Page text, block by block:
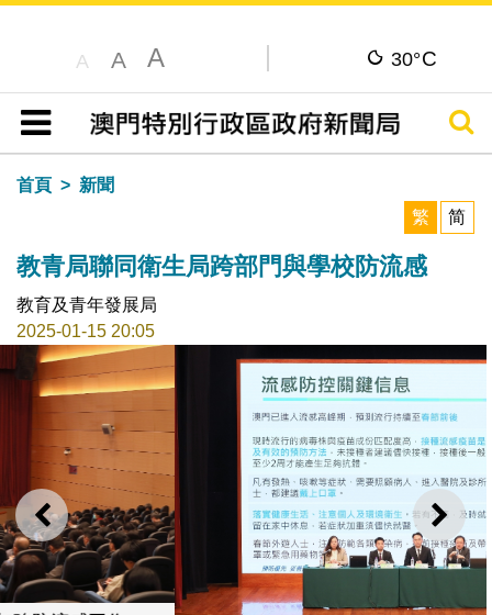
A A A 30°C
目錄
搜尋
首頁
新聞
繁
简
教青局聯同衛生局跨部門與學校防流感
教育及青年發展局
2025-01-15 20:05
上一則 下一